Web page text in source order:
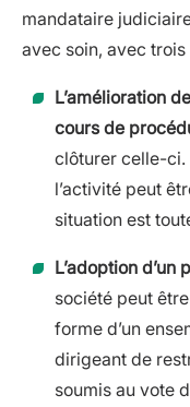
mandataire
avec soin, avec
L’amélioration
cours de
clôturer celle-ci.
l’activité peut
situation est
L’adoption
société peut
forme d’un
dirigeant de
soumis au vote